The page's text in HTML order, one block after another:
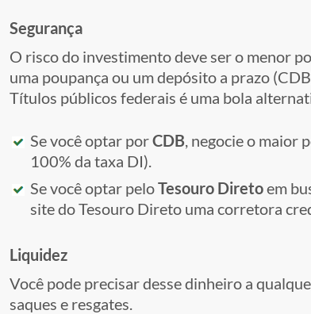
Segurança
O risco do investimento deve ser o menor
uma poupança ou um depósito a prazo
Títulos públicos federais é uma bola
Se você optar porCDB, negocie o maior
100% da taxa DI).
Se você optar peloTesouro Diretoem
site do Tesouro Direto uma corretora
Liquidez
Você pode precisar desse dinheiro a
saques e resgates.